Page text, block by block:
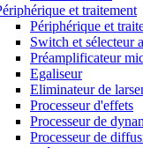
et traitement
Périphérique et
Switch et sélecteur
Préamplificateur
Egaliseur
Eliminateur de
Processeur d'effets
Processeur de
Processeur de